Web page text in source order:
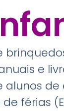
e
alunos
férias